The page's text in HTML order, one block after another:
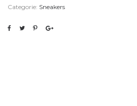
Categorie: Sneakers